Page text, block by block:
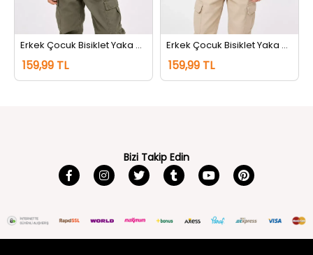
Erkek Çocuk Bisiklet Yaka Baskılı Tişört Bej
159,99 TL
Erkek Çocuk Bisiklet Yaka Baskılı Tişört Mint
159,99 TL
Bizi Takip Edin